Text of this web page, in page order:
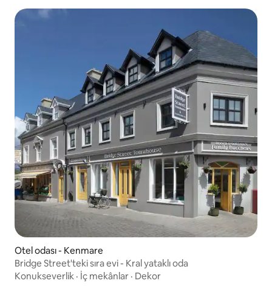
Otel odası - Kenmare
Bridge Street'teki sıra evi - Kral yataklı oda
Konukseverlik · İç mekânlar · Dekor